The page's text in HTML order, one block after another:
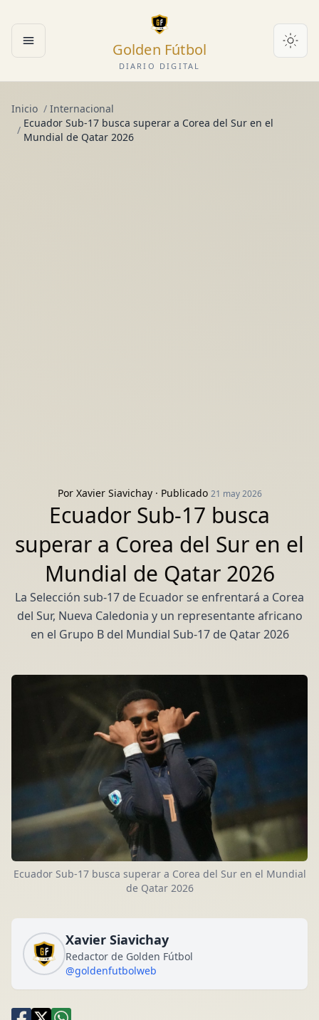
Abrir menú Golden Fútbol
DIARIO DIGITAL
Inicio / Internacional
/
Ecuador Sub-17 busca superar a Corea del Sur en el
Mundial de Qatar 2026
Por Xavier Siavichay· Publicado 21 may 2026
Ecuador Sub-17 busca
superar a Corea del Sur en el
Mundial de Qatar 2026
La Selección sub-17 de Ecuador se enfrentará a Corea
del Sur, Nueva Caledonia y un representante africano
en el Grupo B del Mundial Sub-17 de Qatar 2026
Ecuador Sub-17 busca superar a Corea del Sur en el Mundial
de Qatar 2026
Xavier Siavichay
Redactor de Golden Fútbol
@goldenfutbolweb